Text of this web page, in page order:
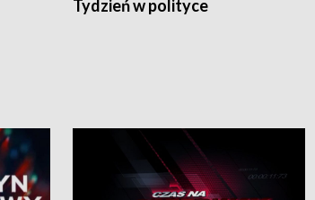
Tydzień w polityce